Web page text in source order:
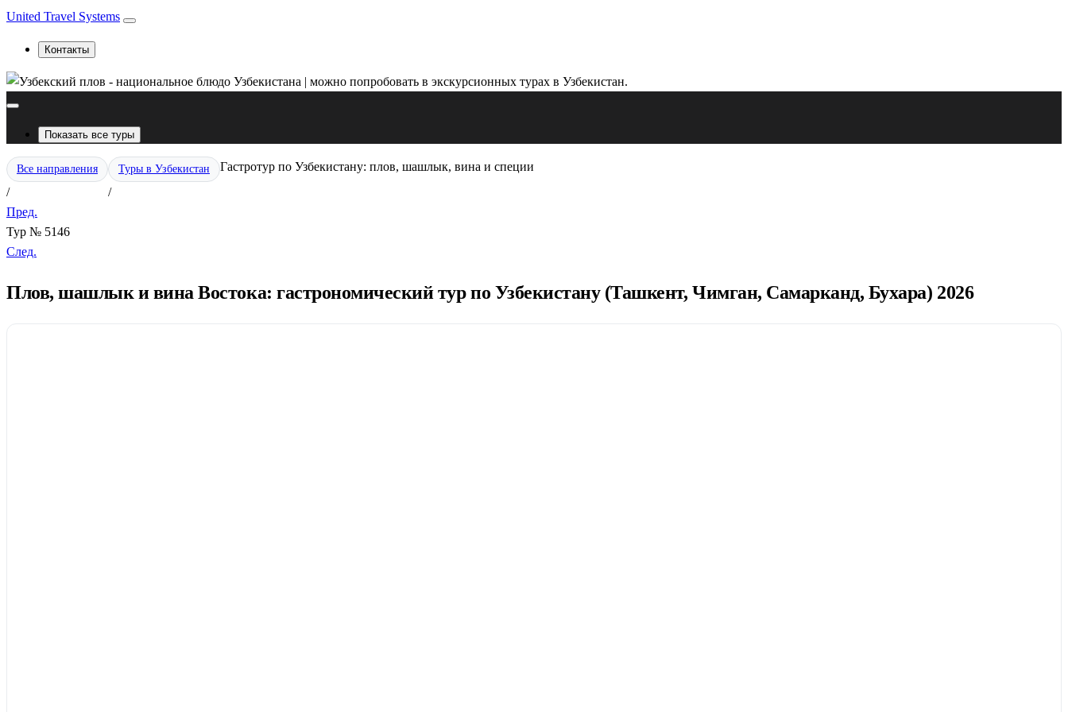
United Travel Systems
Контакты
Показать все туры
Все направления
/
Туры в Узбекистан
/
Гастротур по Узбекистану: плов, шашлык, вина и специи
Пред.
Тур № 5146
След.
Плов, шашлык и вина Востока: гастрономический тур по Узбекистану (Ташкент, Чимган, Самарканд, Бухара) 2026